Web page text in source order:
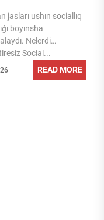
jasları ushın sociallıq
boyınsha
Nelerdi
Social...
READ MORE